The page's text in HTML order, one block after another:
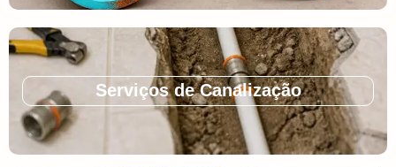
Serviços de Canalização